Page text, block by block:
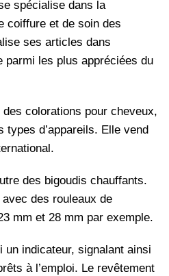
spécialise dans la
coiffure et de soin des
ses articles dans
parmi les plus appréciées du
colorations pour cheveux,
d’appareils. Elle vend
des bigoudis chauffants.
des rouleaux de
mm et 28 mm par exemple.
un indicateur, signalant ainsi
à l’emploi. Le revêtement